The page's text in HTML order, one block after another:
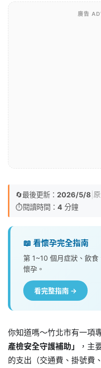
廣告
🔄最後更新： 2026/5/8
⏱️閱讀時間： 4 分鐘
📖 看懷孕完全指南
第 1~10 個月症狀、飲
懷孕。
看完整指南 →
你知道嗎～竹北市有一項
產檢安全守護補助」
，主
的支出（交通費、掛號費